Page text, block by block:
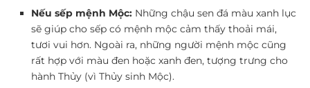
Nếu sếp mệnh Mộc: Những chậu sen đá màu xanh lục
sẽ giúp cho sếp có mệnh mộc cảm thấy thoải mái,
tươi vui hơn. Ngoài ra, những người mệnh mộc cũng
rất hợp với màu đen hoặc xanh đen, tượng trưng cho
hành Thủy (vì Thủy sinh Mộc).